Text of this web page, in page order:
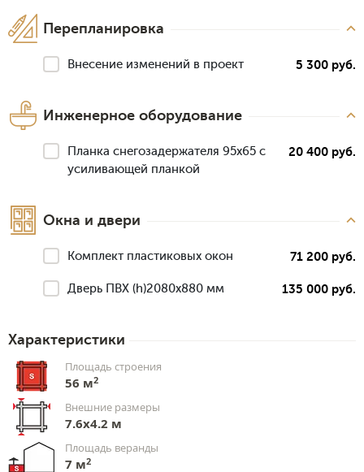
Перепланировка
Внесение изменений в проект 5 300 руб.
Инженерное оборудование
Планка снегозадержателя 95х65 с
усиливающей планкой
20 400 руб.
Окна и двери
Комплект пластиковых окон 71 200 руб.
Дверь ПВХ (h)2080х880 мм 135 000 руб.
Характеристики
Площадь строения
56 м2
Внешние размеры
7.6х4.2 м
Площадь веранды
7 м2